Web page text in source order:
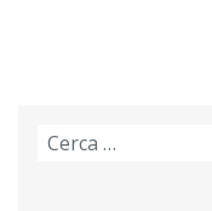
Ricerca